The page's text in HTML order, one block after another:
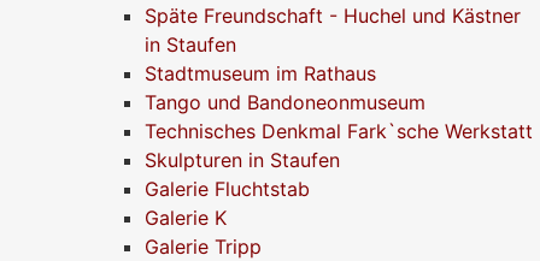
Späte Freundschaft - Huchel und Kästner
in Staufen
Stadtmuseum im Rathaus
Tango und Bandoneonmuseum
Technisches Denkmal Fark`sche Werkstatt
Skulpturen in Staufen
Galerie Fluchtstab
Galerie K
Galerie Tripp